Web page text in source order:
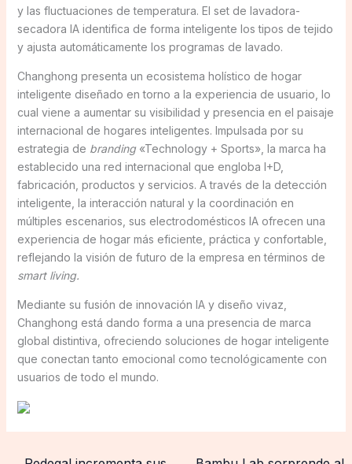
y las fluctuaciones de temperatura. El set de lavadora-
secadora IA identifica de forma inteligente los tipos de tejido
y ajusta automáticamente los programas de lavado.
Changhong presenta un ecosistema holístico de hogar
inteligente diseñado en torno a la experiencia de usuario, lo
cual viene a aumentar su visibilidad y presencia en el paisaje
internacional de hogares inteligentes. Impulsada por su
estrategia de branding«Technology + Sports», la marca ha
establecido una red internacional que engloba I+D,
fabricación, productos y servicios. A través de la detección
inteligente, la interacción natural y la coordinación en
múltiples escenarios, sus electrodomésticos IA ofrecen una
experiencia de hogar más eficiente, práctica y confortable,
reflejando la visión de futuro de la empresa en términos de
smart living.
Mediante su fusión de innovación IA y diseño vivaz,
Changhong está dando forma a una presencia de marca
global distintiva, ofreciendo soluciones de hogar inteligente
que conectan tanto emocional como tecnológicamente con
usuarios de todo el mundo.